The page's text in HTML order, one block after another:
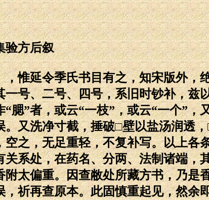
方后叙
延令季氏书目有之，知宋版外，绝
一号、二号、四号，系旧时钞补，
“腮”者，或云“一枝”，或云“一个”
。又洗净寸截，捶破□壁以盐汤润透
空之，无足重轻，不复补写。以上
关系处，在药名、分两、法制诸端
附太偏重。因查敝处所藏方书，乃
，祈再查原本。此固慎重起见，然